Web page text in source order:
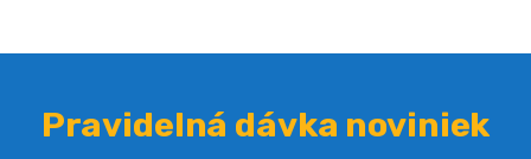
Pravidelná dávka noviniek